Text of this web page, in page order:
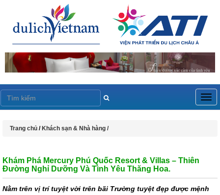
Trang chủ / Khách sạn & Nhà hàng /
Khám Phá Mercury Phú Quốc Resort & Villas – Thiên
Đường Nghỉ Dưỡng Và Tình Yêu Thăng Hoa.
Nằm trên vị trí tuyệt vời trên bãi Trường tuyệt đẹp được mệnh